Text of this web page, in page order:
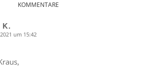
KOMMENTARE
K.
um 15:42